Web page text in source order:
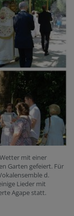
mit einer
Garten gefeiert. Für
d.
Lieder mit
Agape statt.